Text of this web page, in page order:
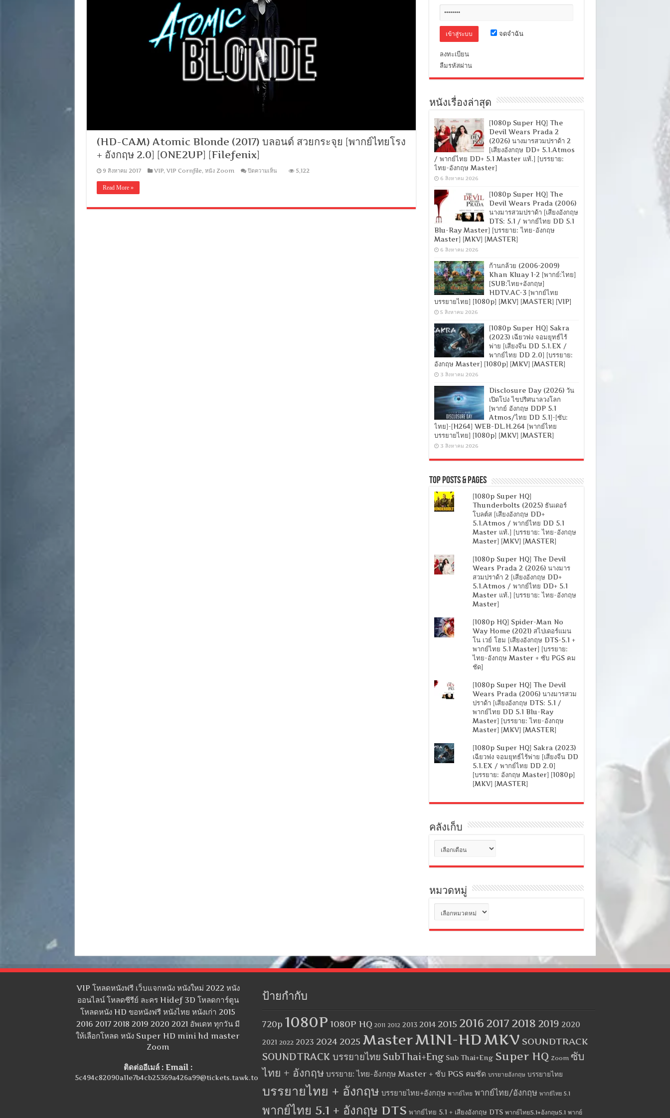
(HD-CAM) Atomic Blonde (2017) บลอนด์ สวยกระจุย [พากย์ไทยโรง
+ อังกฤษ 2.0] [ONE2UP] [Filefenix]
9 สิงหาคม 2017 VIP, VIP Cornfile, หนัง Zoom ปิดความเห็นบน
(2017)
5,122
Read More »
จดจำฉัน
ลงทะเบียน
ลืมรหัสผ่าน
หนังเรื่องล่าสุด
[1080p Super HQ] The
Devil Wears Prada 2
(2026) นางมารสวมปราด้า 2
[เสียงอังกฤษ DD+ 5.1.Atmos
/ พากย์ไทย DD+ 5.1 Master แท้.] [บรรยาย:
ไทย-อังกฤษ Master]
6 สิงหาคม 2026
[1080p Super HQ] The
Devil Wears Prada (2006)
นางมารสวมปราด้า [เสียงอังกฤษ
DTS: 5.1 / พากย์ไทย DD 5.1
Blu-Ray Master] [บรรยาย: ไทย-อังกฤษ
Master] [MKV] [MASTER]
6 สิงหาคม 2026
ก้านกล้วย (2006-2009)
Khan Kluay 1-2 [พากย์:ไทย]
[SUB:ไทย+อังกฤษ]
HDTV.AC-3 [พากย์ไทย
บรรยายไทย] [1080p] [MKV] [MASTER] [VIP]
5 สิงหาคม 2026
[1080p Super HQ] Sakra
(2023) เฉียวฟง จอมยุทธ์ไร้
พ่าย [เสียงจีน DD 5.1.EX /
พากย์ไทย DD 2.0] [บรรยาย:
อังกฤษ Master] [1080p] [MKV] [MASTER]
3 สิงหาคม 2026
Disclosure Day (2026) วัน
เปิดโปง ไขปริศนาลวงโลก
[พากย์ อังกฤษ DDP 5.1
Atmos/ไทย DD 5.1]-[ซับ:
ไทย]-[H264] WEB-DL.H.264 [พากย์ไทย
บรรยายไทย] [1080p] [MKV] [MASTER]
3 สิงหาคม 2026
Top Posts & Pages
[1080p Super HQ]
Thunderbolts (2025) ธันเดอร์
โบลต์ส [เสียงอังกฤษ DD+
5.1.Atmos / พากย์ไทย DD 5.1
Master แท้.] [บรรยาย: ไทย-อังกฤษ
Master] [MKV] [MASTER]
[1080p Super HQ] The Devil
Wears Prada 2 (2026) นางมาร
สวมปราด้า 2 [เสียงอังกฤษ DD+
5.1.Atmos / พากย์ไทย DD+ 5.1
Master แท้.] [บรรยาย: ไทย-อังกฤษ
Master]
[1080p HQ] Spider-Man No
Way Home (2021) สไปเดอร์แมน
โน เวย์ โฮม [เสียงอังกฤษ DTS-5.1 +
พากย์ไทย 5.1 Master] [บรรยาย:
ไทย-อังกฤษ Master + ซับ PGS คม
ชัด]
[1080p Super HQ] The Devil
Wears Prada (2006) นางมารสวม
ปราด้า [เสียงอังกฤษ DTS: 5.1 /
พากย์ไทย DD 5.1 Blu-Ray
Master] [บรรยาย: ไทย-อังกฤษ
Master] [MKV] [MASTER]
[1080p Super HQ] Sakra (2023)
เฉียวฟง จอมยุทธ์ไร้พ่าย [เสียงจีน DD
5.1.EX / พากย์ไทย DD 2.0]
[บรรยาย: อังกฤษ Master] [1080p]
[MKV] [MASTER]
คลังเก็บ
เก็บ
หมวดหมู่
หมู่
VIP โหลดหนังฟรี เว็บแจกหนัง หนังใหม่ 2022 หนัง
ออนไลน์ โหลดซีรีย์ ละคร Hidef 3D โหลดการ์ตูน
โหลดหนัง HD ขอหนังฟรี หนังไทย หนังเก่า 2015
2016 2017 2018 2019 2020 2021 อัพเดท ทุกวัน มี
ให้เลือกโหลด หนัง Super HD mini hd master
Zoom
ติดต่ออีเมล์ : Email :
5c494c82090a11e7b4cb25369a426a99@tickets.tawk.to
ป้ายกำกับ
720p 1080P 1080P HQ 2011 2012 2013 2014 2015 2016 2017 2018 2019 2020
2021 2022 2023 2024 2025 MasterMINI-HDMKV SOUNDTRACK
SOUNDTRACK บรรยายไทย SubThai+Eng Sub Thai+Eng Super HQ Zoom ซับ
ไทย + อังกฤษ บรรยาย: ไทย-อังกฤษ Master + ซับ PGS คมชัด บรรยายอังกฤษ บรรยายไทย
บรรยายไทย + อังกฤษ บรรยายไทย+อังกฤษ พากย์ไทย พากย์ไทย/อังกฤษ พากย์ไทย 5.1
พากย์ไทย 5.1 + อังกฤษ DTS พากย์ไทย 5.1 + เสียงอังกฤษ DTS พากย์ไทย5.1+อังกฤษ5.1 พากย์